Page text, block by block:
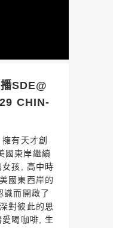
SDE@
CHIN-
有天才創
國東岸繼續
孩, 高中時
國東西岸的
識而開啟了
對彼此的思
喝咖啡, 生